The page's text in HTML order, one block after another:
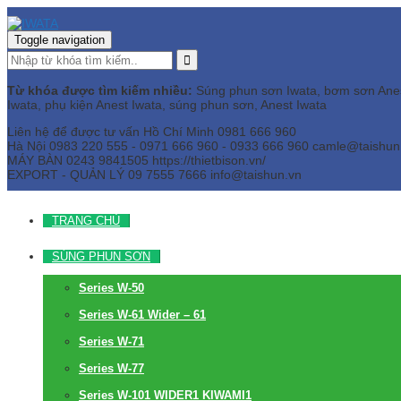
Toggle navigation
Từ khóa được tìm kiếm nhiều: Súng phun sơn Iwata, bơm sơn
Iwata, phụ kiện Anest Iwata, súng phun sơn, Anest Iwata
Liên hệ để được tư vấn Hồ Chí Minh 0981 666 960
Hà Nội 0983 220 555 - 0971 666 960 - 0933 666 960
MÁY BÀN 0243 9841505 https://thietbison.vn/
EXPORT - QUẢN LÝ 09 7555 7666 info@taishun.vn
TRANG CHỦ
SÚNG PHUN SƠN
Series W-50
Series W-61 Wider – 61
Series W-71
Series W-77
Series W-101 WIDER1 KIWAMI1